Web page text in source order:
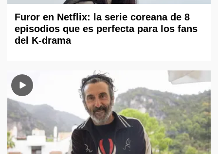
Furor en Netflix: la serie coreana de 8
episodios que es perfecta para los fans
del K-drama